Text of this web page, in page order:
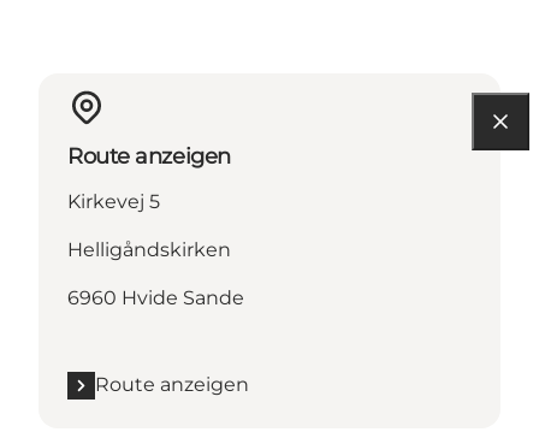
Route anzeigen
Kirkevej 5
Helligåndskirken
6960 Hvide Sande
Route anzeigen